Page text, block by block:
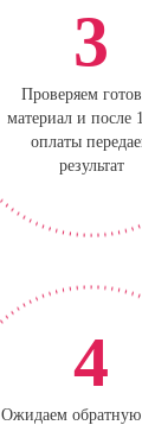
3
Проверяем
материал и после
оплаты
результат
4
Ожидаем обратную